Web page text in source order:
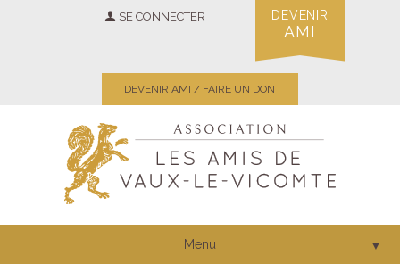
SE CONNECTER DEVENIR
AMI
DEVENIR AMI / FAIRE UN DON
Menu ▼